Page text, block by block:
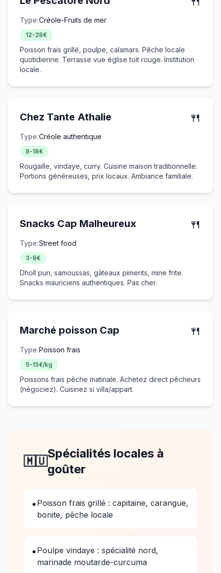
Type:Créole-Fruits de mer
12-28€
Poisson frais grillé, poulpe, calamars. Pêche locale
quotidienne. Terrasse vue église toit rouge. Institution
locale.
Chez Tante Athalie 🍴
Type:Créole authentique
8-18€
Rougaille, vindaye, curry. Cuisine maison traditionnelle.
Portions généreuses, prix locaux. Ambiance familiale.
Snacks Cap Malheureux 🍴
Type:Street food
3-8€
Dholl puri, samoussas, gâteaux piments, mine frite.
Snacks mauriciens authentiques. Pas cher.
Marché poisson Cap 🍴
Type:Poisson frais
5-15€/kg
Poissons frais pêche matinale. Achetez direct pêcheurs
(négociez). Cuisinez si villa/appart.
🇲🇺
Spécialités locales à
goûter
• Poisson frais grillé : capitaine, carangue,
bonite, pêche locale
• Poulpe vindaye : spécialité nord,
marinade moutarde-curcuma